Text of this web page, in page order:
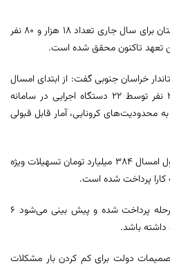
وی با بیان این که تعهد اشتغال استان برای سال جاری تعداد ۱۸ هزار و ۸۰ نفر
خراسان جنوبی گفت: از ابتدای امسال
تاکنون اطلاعات هفت هزار و ۳۷۵ نفر توسط ۲۲ دستگاه اجرایی در سامانه
محدودیت‌های کرونایی، آمار قابل قبولی
وی افزود: علاوه بر این، طی ۹ ماه اول امسال ۳۸۴ میلیارد تومان تسهیلات ویژه
کارا پرداخت شده است.
عابدی گفت: این مبلغ طی پنج مرحله پرداخت شده و پیش بینی می‌شود ۶
دولت برای کم کردن بار مشکلات